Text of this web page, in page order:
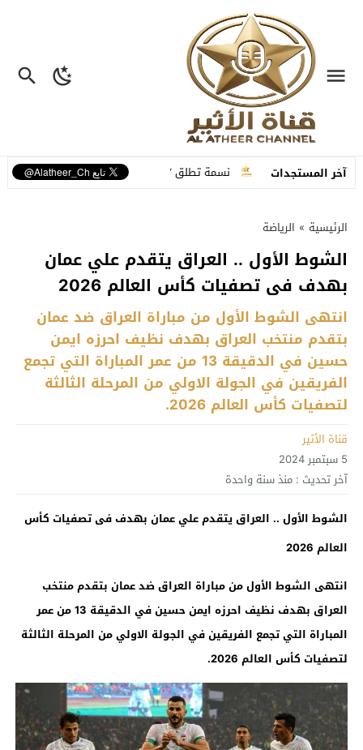
آخر المستجدات
متكاملة نسمة تطلق “ما عم بنساك”.. أغنية مصوّرة تحوّل وجع الفراق
الرئيسية » الرياضة
الشوط الأول .. العراق يتقدم علي عمان
بهدف فى تصفيات كأس العالم 2026
انتهى الشوط الأول من مباراة العراق ضد عمان
بتقدم منتخب العراق بهدف نظيف احرزه ايمن
حسين في الدقيقة 13 من عمر المباراة التي تجمع
الفريقين في الجولة الاولي من المرحلة الثالثة
لتصفيات كأس العالم 2026.
قناة الأثير
5 سبتمبر 2024
آخر تحديث : منذ سنة واحدة
الشوط الأول .. العراق يتقدم علي عمان بهدف فى تصفيات كأس
العالم 2026
انتهى الشوط الأول من مباراة العراق ضد عمان بتقدم منتخب
العراق بهدف نظيف احرزه ايمن حسين في الدقيقة 13 من عمر
المباراة التي تجمع الفريقين في الجولة الاولي من المرحلة الثالثة
لتصفيات كأس العالم 2026.